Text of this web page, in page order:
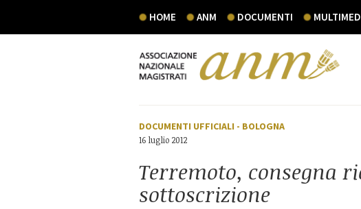
HOME ANM DOCUMENTI
DOCUMENTI UFFICIALI - BOLOGNA
16 luglio 2012
Terremoto, consegna
sottoscrizione